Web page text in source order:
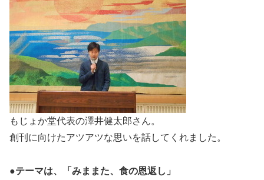
もじょか堂代表の澤井健太郎さん。
創刊に向けたアツアツな思いを話してくれました。
●テーマは、「みままた、食の恩返し」